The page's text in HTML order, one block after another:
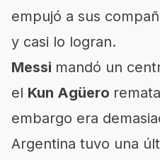
empujó a sus
y casi lo logran.
Messi mandó un
el Kun Agüero
embargo era
Argentina tuvo una